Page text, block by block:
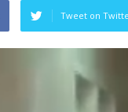
Tweet on